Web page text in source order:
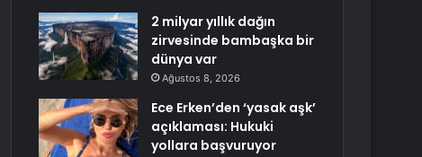
2 milyar yıllık dağın
zirvesinde bambaşka bir
dünya var
Ağustos 8, 2026
Ece Erken’den ‘yasak aşk’
açıklaması: Hukuki
yollara başvuruyor